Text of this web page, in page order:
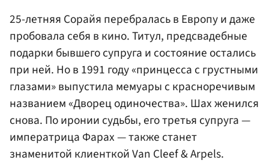
25-летняя Сорайя перебралась в Европу и даже
пробовала себя в кино. Титул, предсвадебные
подарки бывшего супруга и состояние остались
при ней. Но в 1991 году «принцесса с грустными
глазами» выпустила мемуары с красноречивым
названием «Дворец одиночества». Шах женился
снова. По иронии судьбы, его третья супруга —
императрица Фарах — также станет
знаменитой клиенткой Van Cleef & Arpels.